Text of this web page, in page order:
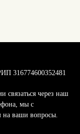
316774600352481
связаться через наш
мы с
на ваши вопросы.